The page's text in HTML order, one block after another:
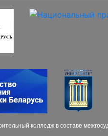
колледж в составе